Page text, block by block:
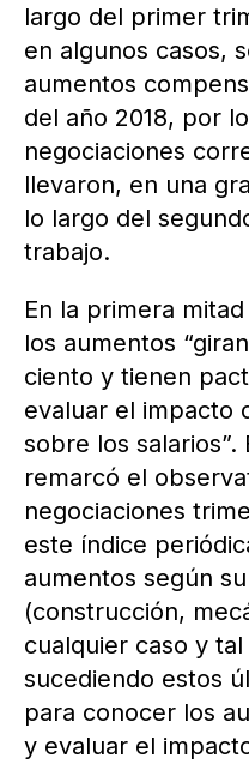
largo del primer
en algunos casos,
aumentos
del año 2018, por
negociaciones
llevaron, en una
lo largo del
trabajo.
En la primera
los aumentos
ciento y tienen
evaluar el impacto
sobre los salarios”.
remarcó el
negociaciones
este índice
aumentos según
(construcción,
cualquier caso y
sucediendo estos
para conocer los
y evaluar el